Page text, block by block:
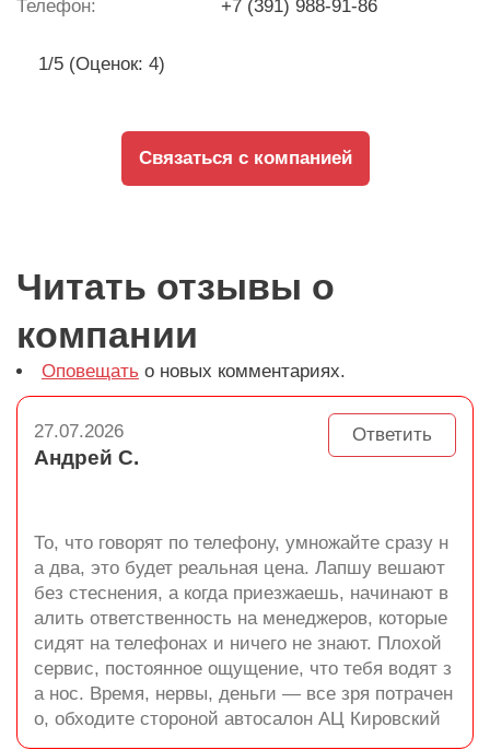
Телефон: +7 (391) 988-91-86
1/5 (Оценок: 4)
Связаться с компанией
Читать отзывы о
компании
Оповещать о новых комментариях.
Ответить
27.07.2026
Андрей С.
То, что говорят по телефону, умножайте сразу н
а два, это будет реальная цена. Лапшу вешают
без стеснения, а когда приезжаешь, начинают в
алить ответственность на менеджеров, которые
сидят на телефонах и ничего не знают. Плохой
сервис, постоянное ощущение, что тебя водят з
а нос. Время, нервы, деньги — все зря потрачен
о, обходите стороной автосалон АЦ Кировский